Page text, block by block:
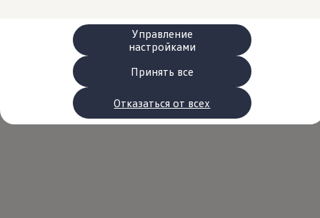
Принять все
Отказаться от всех
Управление
настройками
Персонализация
Настенная зарядная станция и кабели для
Важная информация для клиентов
Переработка и возврат продукции
Кампании по отзыву автомобилей
Предупредительные и контрольные
Обновления программного обеспечения
Обновления программного обеспечения для